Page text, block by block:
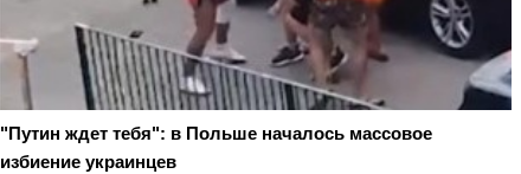
"Путин ждет тебя": в Польше началось массовое
избиение украинцев